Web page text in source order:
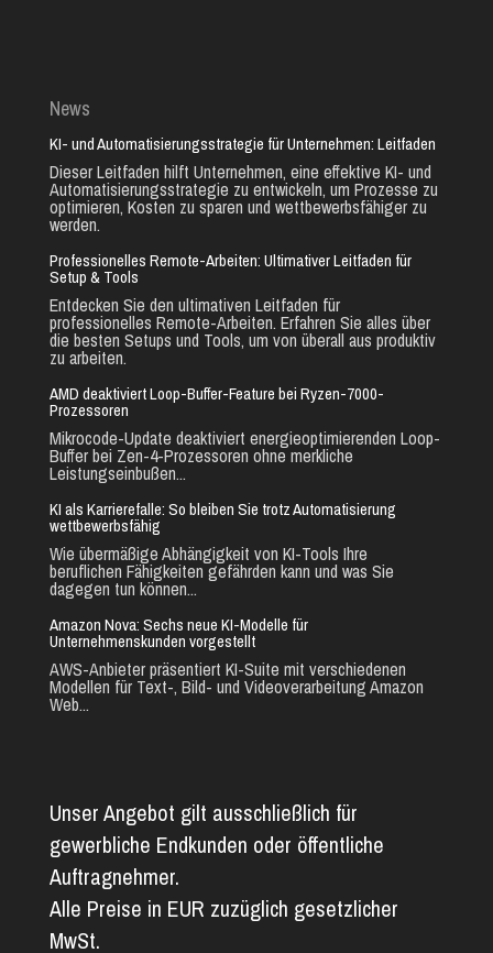
News
KI- und Automatisierungsstrategie für Unternehmen: Leitfaden
Dieser Leitfaden hilft Unternehmen, eine effektive KI- und
Automatisierungsstrategie zu entwickeln, um Prozesse zu
optimieren, Kosten zu sparen und wettbewerbsfähiger zu
werden.
Professionelles Remote-Arbeiten: Ultimativer Leitfaden für
Setup & Tools
Entdecken Sie den ultimativen Leitfaden für
professionelles Remote-Arbeiten. Erfahren Sie alles über
die besten Setups und Tools, um von überall aus produktiv
zu arbeiten.
AMD deaktiviert Loop-Buffer-Feature bei Ryzen-7000-
Prozessoren
Mikrocode-Update deaktiviert energieoptimierenden Loop-
Buffer bei Zen-4-Prozessoren ohne merkliche
Leistungseinbußen...
KI als Karrierefalle: So bleiben Sie trotz Automatisierung
wettbewerbsfähig
Wie übermäßige Abhängigkeit von KI-Tools Ihre
beruflichen Fähigkeiten gefährden kann und was Sie
dagegen tun können...
Amazon Nova: Sechs neue KI-Modelle für
Unternehmenskunden vorgestellt
AWS-Anbieter präsentiert KI-Suite mit verschiedenen
Modellen für Text-, Bild- und Videoverarbeitung Amazon
Web...
Unser Angebot gilt ausschließlich für
gewerbliche Endkunden oder öffentliche
Auftragnehmer.
Alle Preise in EUR zuzüglich gesetzlicher
MwSt.